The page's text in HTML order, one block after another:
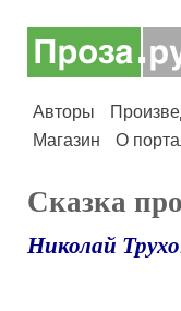
Авторы
Магазин
О
Сказка
Николай